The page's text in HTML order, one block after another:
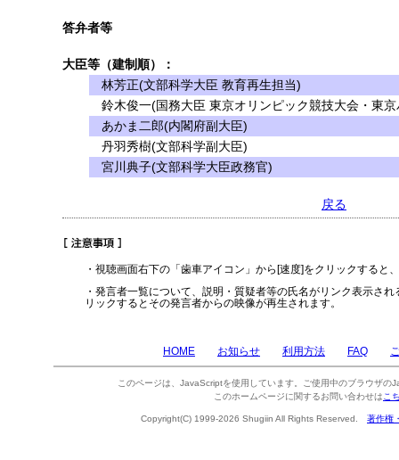
答弁者等
大臣等（建制順）：
林芳正(文部科学大臣 教育再生担当)
鈴木俊一(国務大臣 東京オリンピック競技大会・東
あかま二郎(内閣府副大臣)
丹羽秀樹(文部科学副大臣)
宮川典子(文部科学大臣政務官)
戻る
・視聴画面右下の「歯車アイコン」から[速度]をクリックすると
・発言者一覧について、説明・質疑者等の氏名がリンク表示さ
リックするとその発言者からの映像が再生されます。
HOME お知らせ 利用方法 FAQ
このページは、JavaScriptを使用しています。ご使用中のブラウザの
このホームページに関するお問い合わせは こ
Copyright(C) 1999-2026 Shugiin All Rights Reserved. 著作権